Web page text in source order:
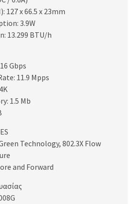
127 x 66.5 x 23mm
3.9W
13.299 BTU/h
Gbps
11.9 Mpps
1.5 Mb
Technology, 802.3X Flow
and Forward